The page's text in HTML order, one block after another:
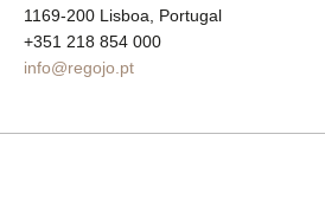
1169-200 Lisboa, Portugal
+351 218 854 000
info@regojo.pt